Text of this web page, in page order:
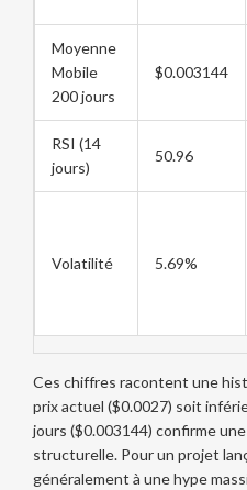
Moyenne
Mobile
200 jours
$0.003144
RSI (14
jours)
50.96
Volatilité 5.69%
Ces chiffres racontent une
prix actuel ($0.0027) soit
jours ($0.003144) confirme
structurelle. Pour un projet
généralement à une hype